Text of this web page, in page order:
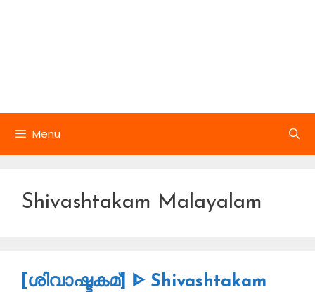
Menu
Shivashtakam Malayalam
[ശിവാഷ്ടകമ്] ᐈ Shivashtakam